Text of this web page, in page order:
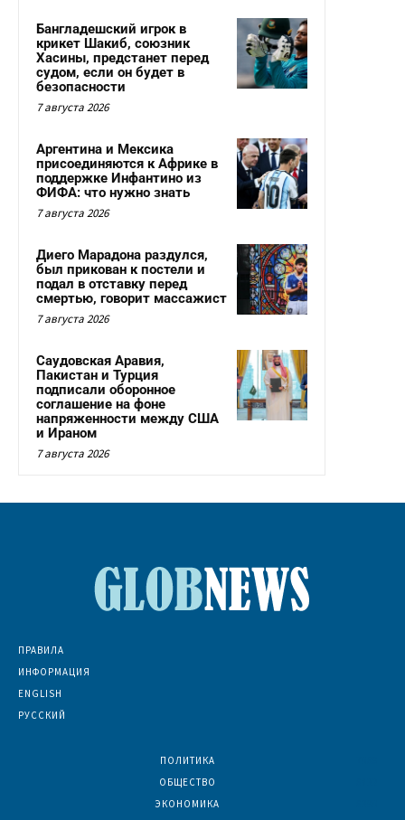
Бангладешский игрок в
крикет Шакиб, союзник
Хасины, предстанет перед
судом, если он будет в
безопасности
7 августа 2026
Аргентина и Мексика
присоединяются к Африке в
поддержке Инфантино из
ФИФА: что нужно знать
7 августа 2026
Диего Марадона раздулся,
был прикован к постели и
подал в отставку перед
смертью, говорит массажист
7 августа 2026
Саудовская Аравия,
Пакистан и Турция
подписали оборонное
соглашение на фоне
напряженности между США
и Ираном
7 августа 2026
ПРАВИЛА
ИНФОРМАЦИЯ
ENGLISH
РУССКИЙ
ПОЛИТИКА
ОБЩЕСТВО
ЭКОНОМИКА